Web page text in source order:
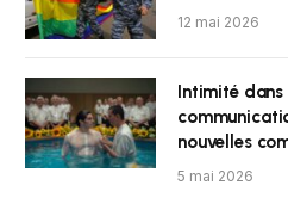
12 mai 2026
Intimité dans
nouvelles
5 mai 2026